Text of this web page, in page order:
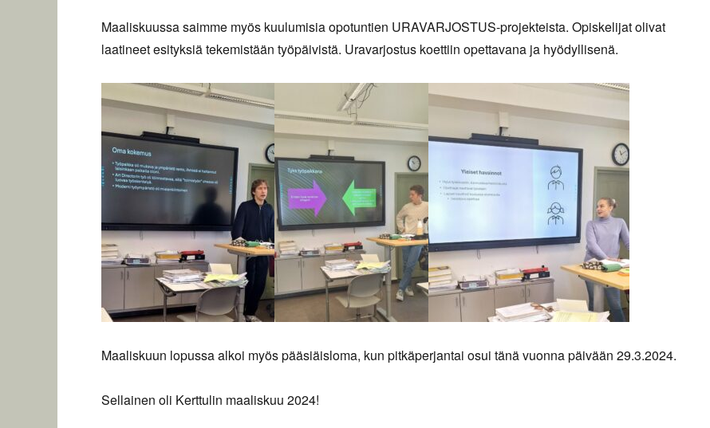
Maaliskuussa saimme myös kuulumisia opotuntien URAVARJOSTUS-projekteista. Opiskelijat olivat
laatineet esityksiä tekemistään työpäivistä. Uravarjostus koettiin opettavana ja hyödyllisenä.
Maaliskuun lopussa alkoi myös pääsiäisloma, kun pitkäperjantai osui tänä vuonna päivään 29.3.2024.
Sellainen oli Kerttulin maaliskuu 2024!